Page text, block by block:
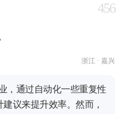
456
浙江 · 嘉兴
，通过自动化一些重复性
议来提升效率。然而，